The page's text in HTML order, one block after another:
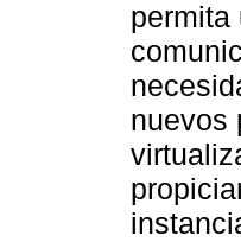
permita
nuevos